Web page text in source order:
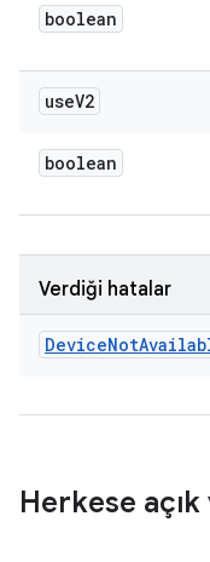
boolean
useV2
boolean
Verdiği hatalar
DeviceNot
Herkese